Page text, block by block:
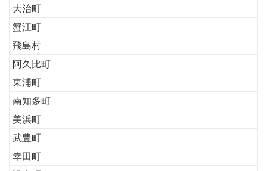
大治町
蟹江町
飛島村
阿久比町
東浦町
南知多町
美浜町
武豊町
幸田町